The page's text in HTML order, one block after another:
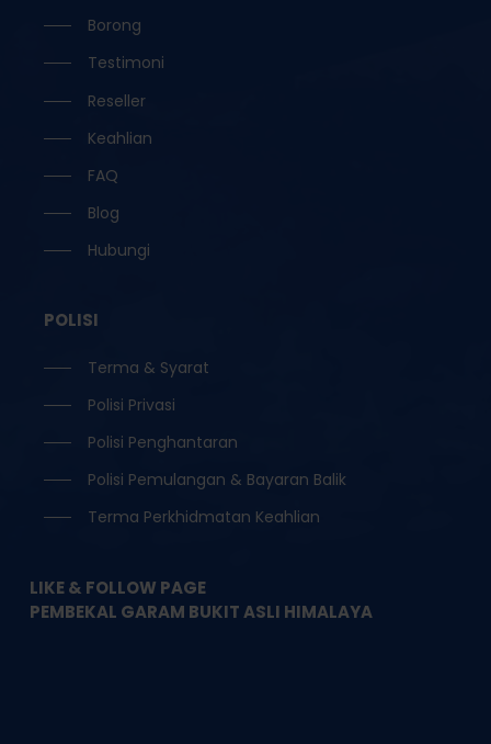
Borong
Testimoni
Reseller
Keahlian
FAQ
Blog
Hubungi
POLISI
Terma & Syarat
Polisi Privasi
Polisi Penghantaran
Polisi Pemulangan & Bayaran Balik
Terma Perkhidmatan Keahlian
LIKE & FOLLOW PAGE
PEMBEKAL GARAM BUKIT ASLI HIMALAYA